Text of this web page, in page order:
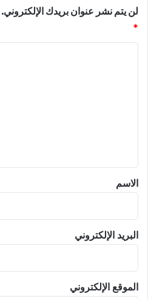
لن يتم نشر عنوان بريدك الإلكتروني.
*
*
الاسم
البريد الإلكتروني
الموقع الإلكتروني